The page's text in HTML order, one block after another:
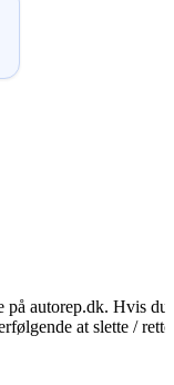
på autorep.dk. Hvis du
at slette /